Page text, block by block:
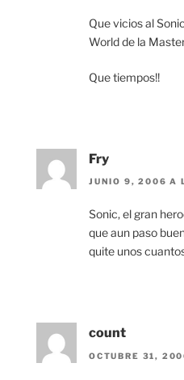
Que vicios al
World de la
Que tiempos!!
Fry
JUNIO 9, 2006 A
Sonic, el gran
que aun paso
quite unos
count
OCTUBRE 31,